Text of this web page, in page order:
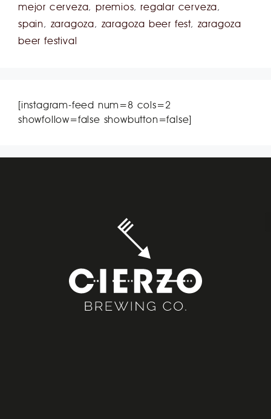
mejor cerveza,premios,regalar cerveza,
spain, zaragoza, zaragoza beer fest, zaragoza
beer festival
[instagram-feed num=8 cols=2
showfollow=false showbutton=false]